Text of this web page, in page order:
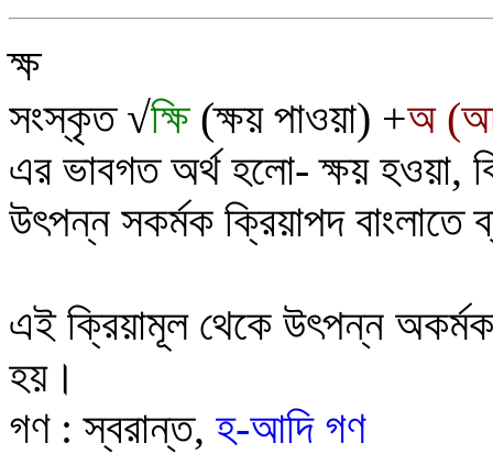
ক্ষ
সংস্কৃত √ক্ষি (ক্ষয় পাওয়া) +অ
এর ভাবগত অর্থ হলো-ক্ষয় হওয়া,
উৎপন্ন সকর্মক ক্রিয়াপদ বাংলাতে
এই ক্রিয়ামূল থেকে উৎপন্ন অকর্মক
হয়।
গণ :স্বরান্ত, হ-আদি গণ